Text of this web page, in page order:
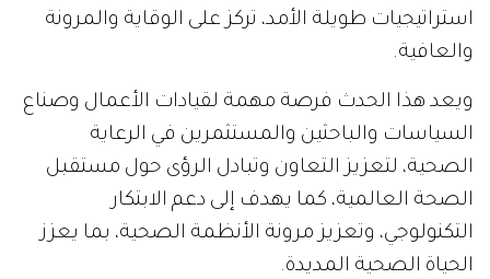
استراتيجيات طويلة الأمد، تركز على الوقاية والمرونة
والعافية.
ويعد هذا الحدث فرصة مهمة لقيادات الأعمال وصناع
السياسات والباحثين والمستثمرين في الرعاية
الصحية، لتعزيز التعاون وتبادل الرؤى حول مستقبل
الصحة العالمية، كما يهدف إلى دعم الابتكار
التكنولوجي، وتعزيز مرونة الأنظمة الصحية، بما يعزز
الحياة الصحية المديدة.